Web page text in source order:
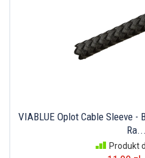
VIABLUE Oplot Cable Sleeve -
Ra...
Produkt